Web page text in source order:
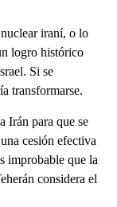
iraní, o lo
logro histórico
Si se
transformarse.
Irán para que se
cesión efectiva
improbable que la
considera el